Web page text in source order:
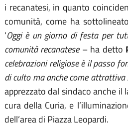
i recanatesi, in quanto
comunità, come ha
‘Oggi è un giorno di festa per
comunità recanatese– ha detto
celebrazioni religiose è il passo
di culto ma anche come
apprezzato dal sindaco anche
cura della Curia, e
dell’area di Piazza Leopardi.